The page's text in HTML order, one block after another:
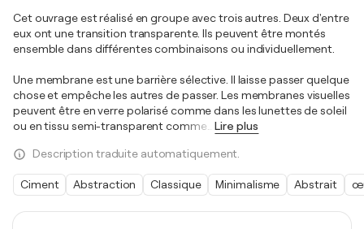
Cet ouvrage est réalisé en groupe avec trois autres. Deux d'entre
eux ont une transition transparente. Ils peuvent être montés
ensemble dans différentes combinaisons ou individuellement.
Une membrane est une barrière sélective. Il laisse passer quelque
chose et empêche les autres de passer. Les membranes visuelles
peuvent être en verre polarisé comme dans les lunettes de soleil
ou en tissu semi-transparent comme
Lire plus
Description traduite automatiquement.
Ciment Abstraction Classique Minimalisme Abstrait